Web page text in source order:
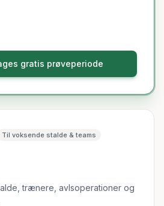
gratis prøveperiode
Til voksende stalde & teams
trænere, avlsoperationer og